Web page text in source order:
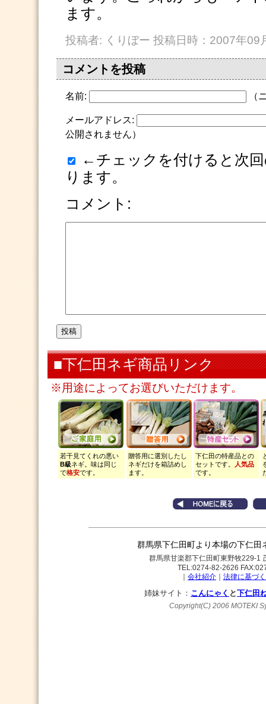
ます。
投稿者: くりぼー 投稿日時：2007年09
コメントを投稿
名前: （
メールアドレス:
公開されません）
←チェックを付けると次
ります。
コメント:
■下仁田ネギ商品リンク
※用途によってお選びいただけます。
若干見てくれの悪い
B級ネギ。味は同じ
で格安です。
贈答用に選別したし
ネギだけを箱詰めし
ます。
下仁田の特産品との
セットです。
人気品
です。
群馬県下仁田町より本場の下仁田
群馬県甘楽郡下仁田町東野牧229-
TEL:0274-82-2626
会社紹介 法律に基づ
姉妹サイト： こんにゃく と下仁田
Copyright(C) 2006 MOTEKI